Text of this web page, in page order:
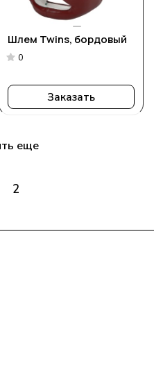
Шлем Twins, бордовый
0
Заказать
еще
2